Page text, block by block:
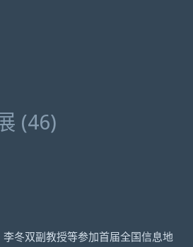
(46)
冬双副教授等参加首届全国信息地